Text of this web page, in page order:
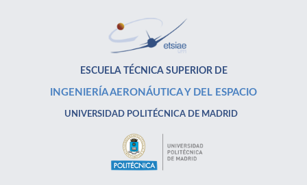
ESCUELA TÉCNICA SUPERIOR DE
INGENIERÍA AERONÁUTICA Y DEL ESPACIO
UNIVERSIDAD POLITÉCNICA DE MADRID